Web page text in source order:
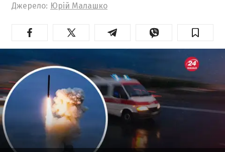
Джерело: Юрій Малашко